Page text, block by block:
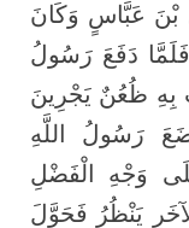
بْنَ عَبَّاسٍ وَكَانَ
دَفَعَ رَسُولُ
بِهِ ظُعُنٌ يَجْرِينَ
رَسُولُ اللَّهِ
وَجْهِ الْفَضْلِ
يَنْظُرُ فَحَوَّلَ